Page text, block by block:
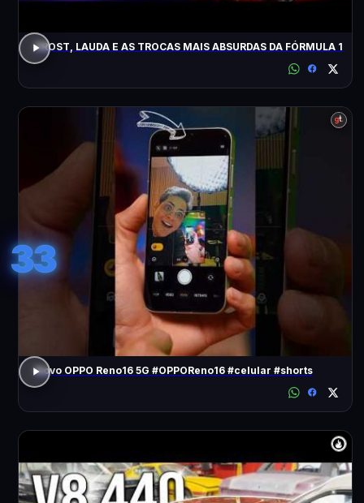
PROST, LAUDA E AS TROCAS MAIS ABSURDAS DA FÓRMULA 1
33
Novo OPPO Reno16 5G #OPPOReno16 #celular #shorts